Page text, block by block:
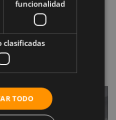
. Mediante su
el core y las piernas
Existen otros tipos de
grandes opciones.
funcionalidad
clasificadas
TODO